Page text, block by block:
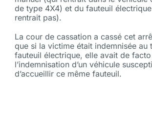
de type 4X4) et du fauteuil électrique
rentrait pas).
La cour de cassation a cassé cet
que si la victime était indemnisée au
fauteuil électrique, elle avait de
l’indemnisation d’un véhicule
d’accueillir ce même fauteuil.